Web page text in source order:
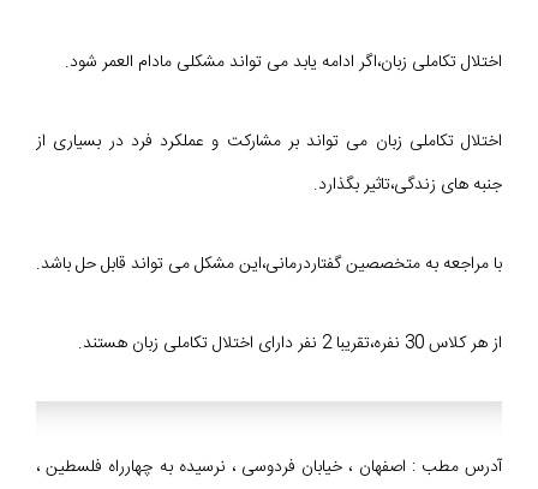
اختلال تکاملی زبان،اگر ادامه یابد می تواند مشکلی مادام العمر شود.
اختلال تکاملی زبان می تواند بر مشارکت و عملکرد فرد در بسیاری از
جنبه های زندگی،تاثیر بگذارد.
با مراجعه به متخصصین گفتاردرمانی،این مشکل می تواند قابل حل باشد.
از هر کلاس 30 نفره،تقریبا 2 نفر دارای اختلال تکاملی زبان هستند.
آدرس مطب : اصفهان ، خیابان فردوسی ، نرسیده به چهارراه فلسطین ،